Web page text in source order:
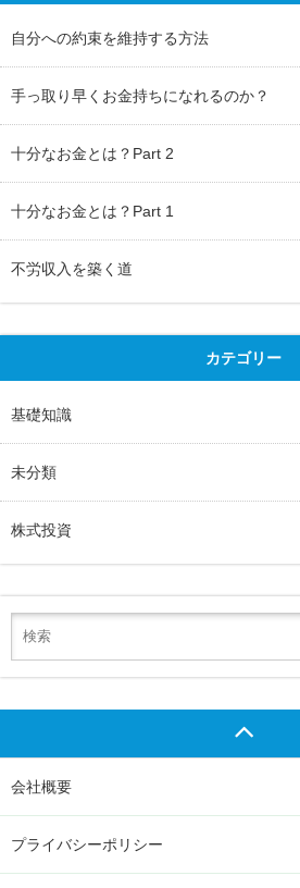
自分への約束を維持する方法
手っ取り早くお金持ちになれるのか？
十分なお金とは？Part 2
十分なお金とは？Part 1
不労収入を築く道
カテゴリー
基礎知識
未分類
株式投資
会社概要
プライバシーポリシー